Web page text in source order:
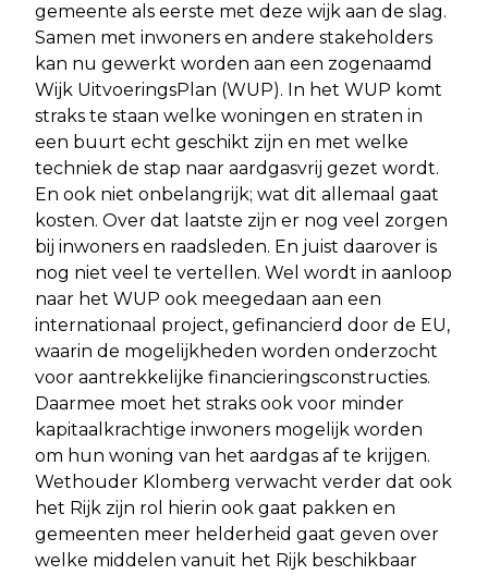
gemeente als eerste met deze wijk aan de slag.
Samen met inwoners en andere stakeholders
kan nu gewerkt worden aan een zogenaamd
Wijk UitvoeringsPlan (WUP). In het WUP komt
straks te staan welke woningen en straten in
een buurt echt geschikt zijn en met welke
techniek de stap naar aardgasvrij gezet wordt.
En ook niet onbelangrijk; wat dit allemaal gaat
kosten. Over dat laatste zijn er nog veel zorgen
bij inwoners en raadsleden. En juist daarover is
nog niet veel te vertellen. Wel wordt in aanloop
naar het WUP ook meegedaan aan een
internationaal project, gefinancierd door de EU,
waarin de mogelijkheden worden onderzocht
voor aantrekkelijke financieringsconstructies.
Daarmee moet het straks ook voor minder
kapitaalkrachtige inwoners mogelijk worden
om hun woning van het aardgas af te krijgen.
Wethouder Klomberg verwacht verder dat ook
het Rijk zijn rol hierin ook gaat pakken en
gemeenten meer helderheid gaat geven over
welke middelen vanuit het Rijk beschikbaar